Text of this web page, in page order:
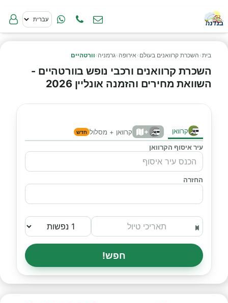
בית› השכרת קרוואנים בעולם › אירופה ›גרמניה ›וורטהיים
השכרת קרוואנים ורכבי נופש בוורטהיים -
השוואת מחירים והזמנה אונליין 2026
קרוואן + קרוואן + מסלול חדש
עיר איסוף הקרוואן
החזרה
חפש!